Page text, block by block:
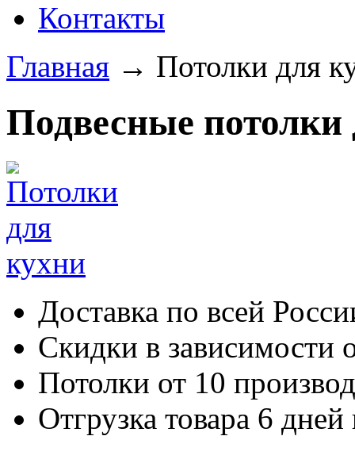
Контакты
Главная → Потолки для
Подвесные потолки
Доставка по всей
Скидки в зависимости
Потолки от 10
Отгрузка товара 6